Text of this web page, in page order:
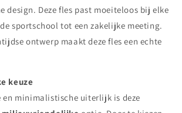
design. Deze fles past moeiteloos bij elke
sportschool tot een zakelijke meeting.
ontwerp maakt deze fles een echte
keuze
en minimalistische uiterlijk is deze